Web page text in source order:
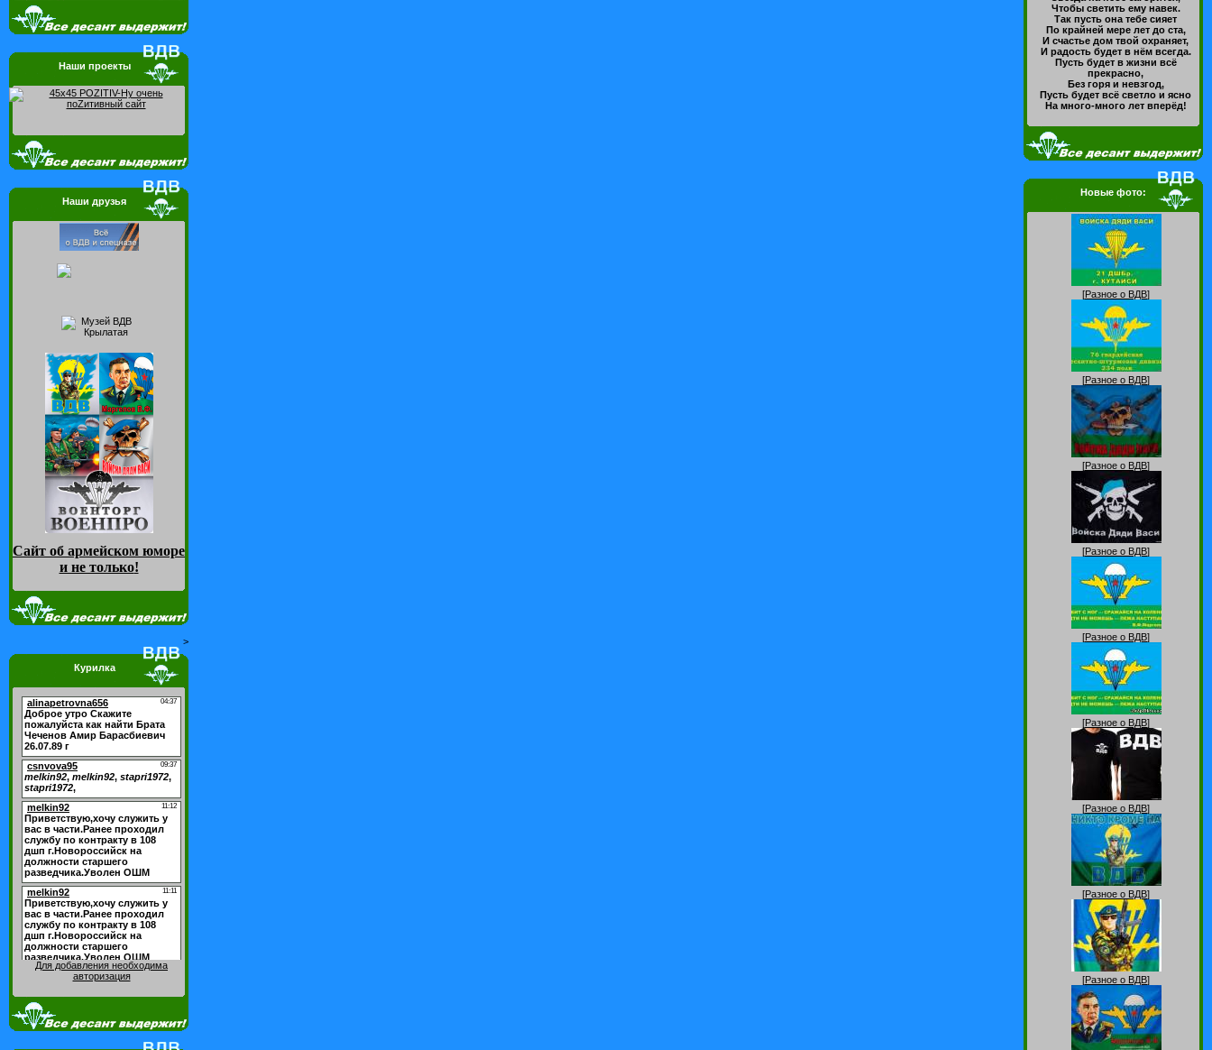
Наши проекты
Наши друзья
Сайт об армейском юморе
и не только!
>
Курилка
Для добавления необходима
авторизация
Чтобы светить ему навек.
Так пусть она тебе сияет
По крайней мере лет до ста,
И счастье дом твой охраняет,
И радость будет в нём всегда.
Пусть будет в жизни всё
прекрасно,
Без горя и невзгод,
Пусть будет всё светло и ясно
На много-много лет вперёд!
Новые фото:
[Разное о ВДВ]
[Разное о ВДВ]
[Разное о ВДВ]
[Разное о ВДВ]
[Разное о ВДВ]
[Разное о ВДВ]
[Разное о ВДВ]
[Разное о ВДВ]
[Разное о ВДВ]